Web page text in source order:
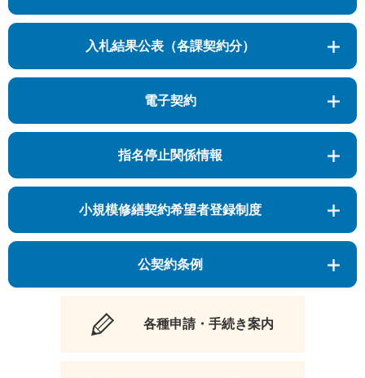
入札結果公表（各課契約分）
電子契約
指名停止関係情報
小規模修繕契約希望者登録制度
公契約条例
各種申請・手続き案内